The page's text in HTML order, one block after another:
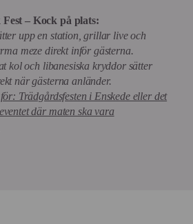
– Kock på plats:
upp en station, grillar live och
meze direkt inför gästerna.
kol och libanesiska kryddor sätter
när gästerna anländer.
Trädgårdsfesten i Enskede eller det
där maten ska vara